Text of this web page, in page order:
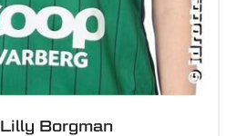
Lilly Borgman